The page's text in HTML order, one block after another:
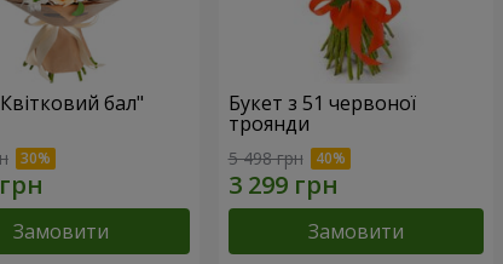
бал"
Замовити
Букет з 51 червоної
троянди
5 498 грн
Замовити